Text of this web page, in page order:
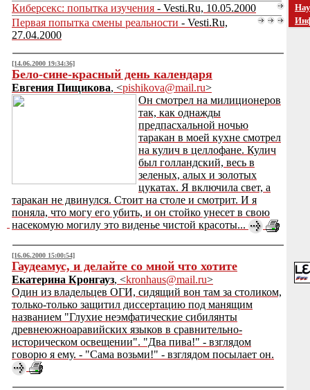
Киберсекс: попытка изучения - Vesti.Ru, 10.05.2000
Первая попытка смены реальности - Vesti.Ru,
27.04.2000
[14.06.2000 19:34:36]
Бело-сине-красный день календаря
Евгения Пищикова, <pishikova@mail.ru>
Он смотрел на милиционеров
так, как однажды
предпасхальной ночью
таракан в моей кухне смотрел
на кулич в целлофане. Кулич
был голландский, весь в
зеленых, алых и золотых
цукатах. Я включила свет, а
таракан не двинулся. Стоит на столе и смотрит. И я
поняла, что могу его убить, и он стойко унесет в свою
насекомую могилу это виденье чистой красоты...
[16.06.2000 15:00:54]
Гаудеамус, и делайте со мной что хотите
Екатерина Кронгауз, <kronhaus@mail.ru>
Один из владельцев ОГИ, сидящий вон там за столиком,
только-только защитил диссертацию под манящим
названием "Глухие неэмфатические сибилянты
древнеюжноаравийских языков в сравнительно-
историческом освещении". "Два пива!" - взглядом
говорю я ему. - "Сама возьми!" - взглядом посылает он.